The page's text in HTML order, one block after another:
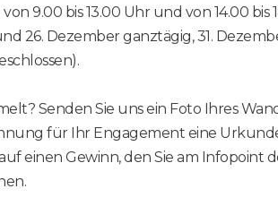
9.00 bis 13.00 Uhr und von 14.00 bis
26. Dezember ganztägig, 31.
Senden Sie uns ein Foto Ihres
für Ihr Engagement eine
einen Gewinn, den Sie am Infopoint